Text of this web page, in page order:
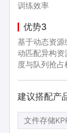
训练效率
优势3
基于动态资源
动匹配异构资
度与队列抢
建议搭配产
文件存储